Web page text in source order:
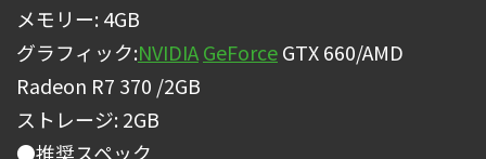
メモリー: 4GB
グラフィック:NVIDIAGeForceGTX 660/AMD
Radeon R7 370 /2GB
ストレージ: 2GB
●推奨スペック